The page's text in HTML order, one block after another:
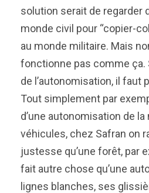
solution serait de regarder
monde civil pour “copier-
au monde militaire. Mais
fonctionne pas comme ça.
de l’autonomisation, il faut
Tout simplement par
d’une autonomisation de
véhicules, chez Safran on
justesse qu’une forêt, par
fait autre chose qu’une
lignes blanches, ses